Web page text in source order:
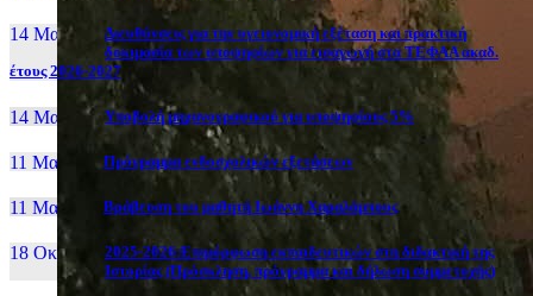
14 Μαι, 26
Διευθύνσεις για την υγειονομική εξέταση και πρακτική
δοκιμασία των υποψηφίων για εισαγωγή στα ΤΕΦΑΑ ακαδ.
έτους 2026-2027
14 Μαι, 26 Yποβολή μηχανογραφικού για υποψηφίους 5%
11 Μαι, 26 Πρόγραμμα ενδοσχολικών εξετάσεων
11 Μαι, 26 Βράβευση του μαθητή Ιωάννη Χαραλάμπους
18 Οκτ, 25
2025-2026:Επιμόρφωση εκπαιδευτικών στη διδακτική της
Ιστορίας (Πρόσκληση, πρόγραμμα και δήλωση συμμετοχής)